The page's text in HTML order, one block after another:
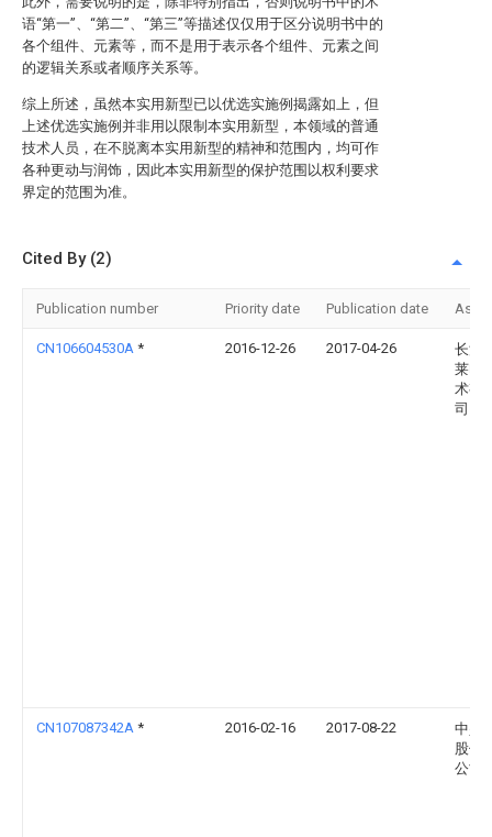
语“第一”、“第二”、“第三”等描述仅仅用于区分说明书中的
各个组件、元素等，而不是用于表示各个组件、元素之间
的逻辑关系或者顺序关系等。
综上所述，虽然本实用新型已以优选实施例揭露如上，但
上述优选实施例并非用以限制本实用新型，本领域的普通
技术人员，在不脱离本实用新型的精神和范围内，均可作
各种更动与润饰，因此本实用新型的保护范围以权利要求
界定的范围为准。
Cited By (2)
Publication number Priority date Publication date
CN106604530A * 2016-12-26 2017-04-26
长沙
莱电
术有
司
CN107087342A * 2016-02-16 2017-08-22
中兴
股份
公司